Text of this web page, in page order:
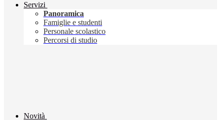
Servizi
Panoramica
Famiglie e studenti
Personale scolastico
Percorsi di studio
Novità